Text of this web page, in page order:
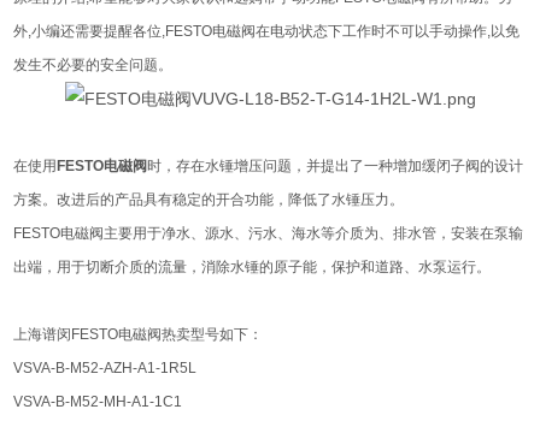
外,小编还需要提醒各位,FESTO电磁阀在电动状态下工作时不可以手动操作,以免
发生不必要的安全问题。
在使用 FESTO电磁阀 时，存在水锤增压问题，并提出了一种增加缓闭子阀的设计
方案。改进后的产品具有稳定的开合功能，降低了水锤压力。
FESTO电磁阀主要用于净水、源水、污水、海水等介质为、排水管，安装在泵输
出端，用于切断介质的流量，消除水锤的原子能，保护和道路、水泵运行。
上海谱闵FESTO电磁阀热卖型号如下：
VSVA-B-M52-AZH-A1-1R5L
VSVA-B-M52-MH-A1-1C1